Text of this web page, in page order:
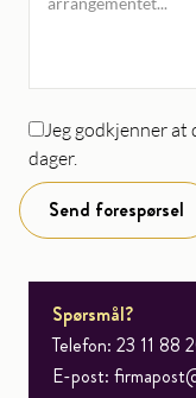
Jeg godkjenner
dager.
Send forespørsel
Spørsmål?
Telefon: 23 11 88
E-post: